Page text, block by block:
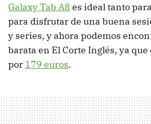
Galaxy Tab A8 es ideal tanto
para disfrutar de una buena
y series, y ahora podemos
barata en El Corte Inglés, ya que
por 179 euros.